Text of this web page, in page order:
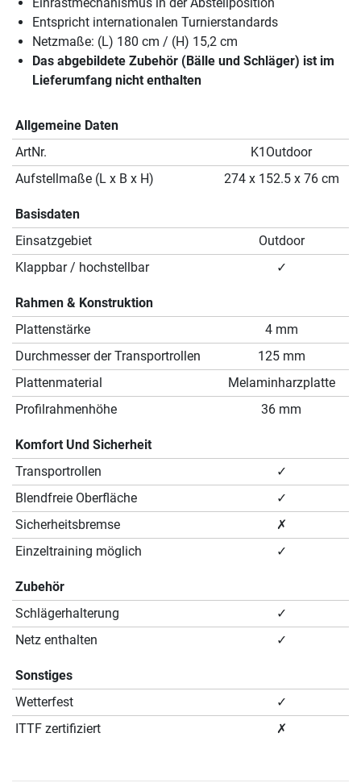
Entspricht internationalen Turnierstandards
Netzmaße: (L) 180 cm / (H) 15,2 cm
Das abgebildete Zubehör (Bälle und Schläger) ist im
Lieferumfang nicht enthalten
Allgemeine Daten
ArtNr.
K1Outdoor
Aufstellmaße (L x B x H)
274 x 152.5 x 76 cm
Basisdaten
Einsatzgebiet
Outdoor
Klappbar / hochstellbar
✓
Rahmen & Konstruktion
Plattenstärke
4 mm
Durchmesser der Transportrollen
125 mm
Plattenmaterial
Melaminharzplatte
Profilrahmenhöhe
36 mm
Komfort Und Sicherheit
Transportrollen
✓
Blendfreie Oberfläche
✓
Sicherheitsbremse
✗
Einzeltraining möglich
✓
Zubehör
Schlägerhalterung
✓
Netz enthalten
✓
Sonstiges
Wetterfest
✓
ITTF zertifiziert
✗